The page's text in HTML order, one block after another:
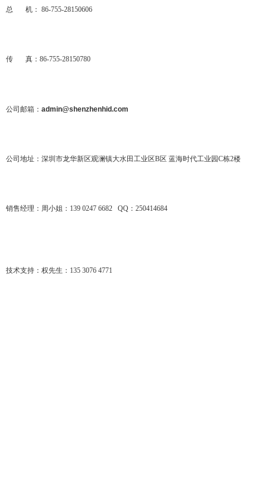
总 机： 86-755-28150606
传 真：86-755-28150780
公司邮箱： admin@shenzhenhid.com
公司地址：深圳市龙华新区观澜镇大水田工业区B区 蓝海时代工业园C栋2楼
销售经理：周小姐：139 0247 6682 QQ：250414684
技术支持：权先生：135 3076 4771